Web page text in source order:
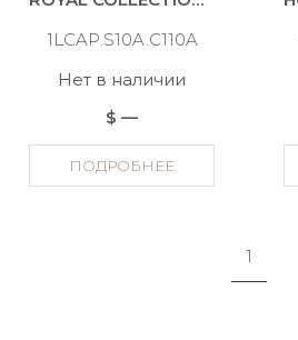
1LCAP.S10A.C110A
Нет в наличии
$ —
ПОДРОБНЕЕ
1